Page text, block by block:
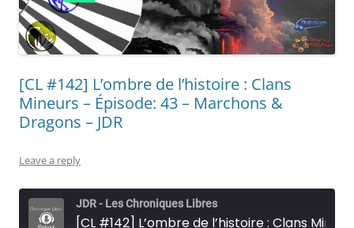
[CL #142] L’ombre de l’histoire : Clans
Mineurs – Épisode: 43 – Marchons &
Dragons – JDR
Leave a reply
JDR - Les Chroniques Libres